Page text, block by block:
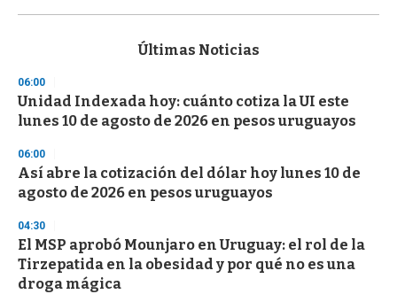
s
d
s
o
f
3
s
c
n
d
s
Últimas Noticias
06:00
Unidad Indexada hoy: cuánto cotiza la UI este
lunes 10 de agosto de 2026 en pesos uruguayos
06:00
Así abre la cotización del dólar hoy lunes 10 de
agosto de 2026 en pesos uruguayos
04:30
El MSP aprobó Mounjaro en Uruguay: el rol de la
Tirzepatida en la obesidad y por qué no es una
droga mágica